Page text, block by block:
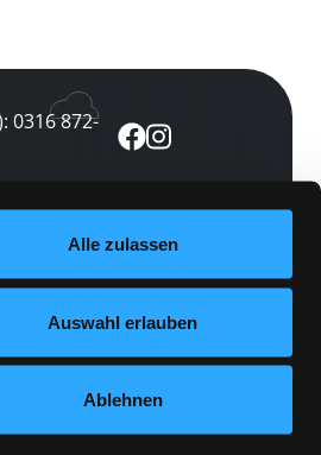
Alle zulassen
Auswahl erlauben
Ablehnen
0316 872-